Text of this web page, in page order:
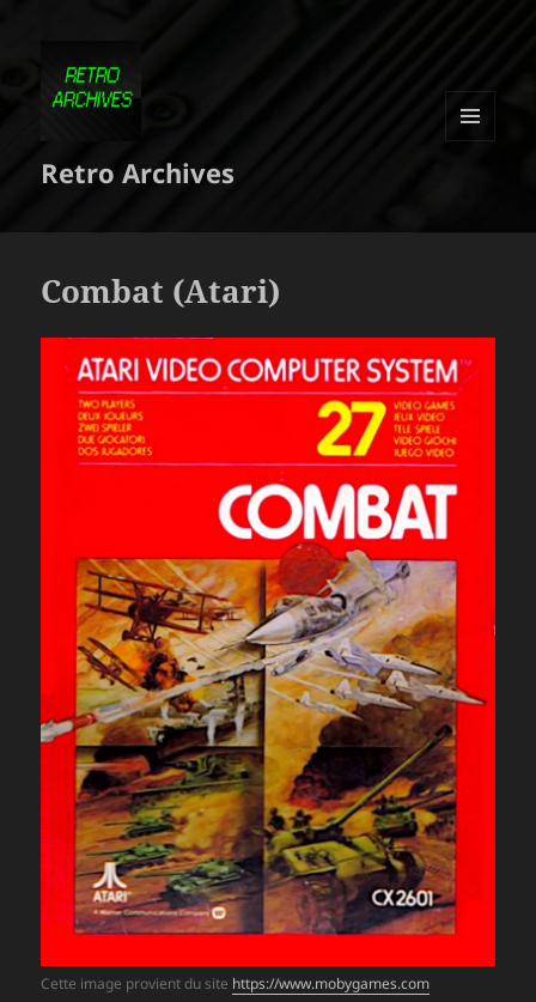
Retro Archives
Combat (Atari)
Cette image provient du site https://www.mobygames.com